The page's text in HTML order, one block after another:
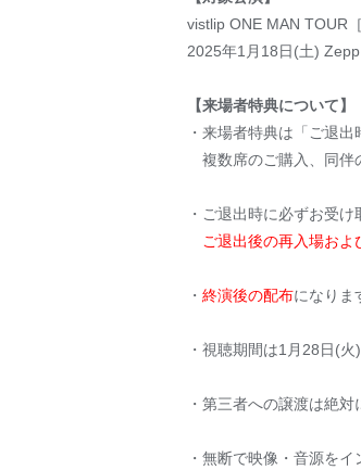
vistlip ONE MAN TOUR
2025年1月18日(土)
【来場者特典について】
・来場者特典は「ご退
複数席のご購入、同伴
・ご退出時に必ずお受け
ご退出後の再入場お
・ 終演後の配布になりま
・視聴期間は1月28日(
・第三者への譲渡は絶対
・無断で映像・音源を